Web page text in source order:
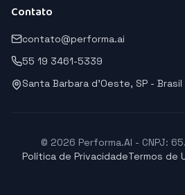
Contato
contato@performa.ai
55 19 3461-5339
Santa Barbara d'Oeste, SP - Brasil
© 2026 Performa.AI - CNPJ:
Política de PrivacidadeTermos de